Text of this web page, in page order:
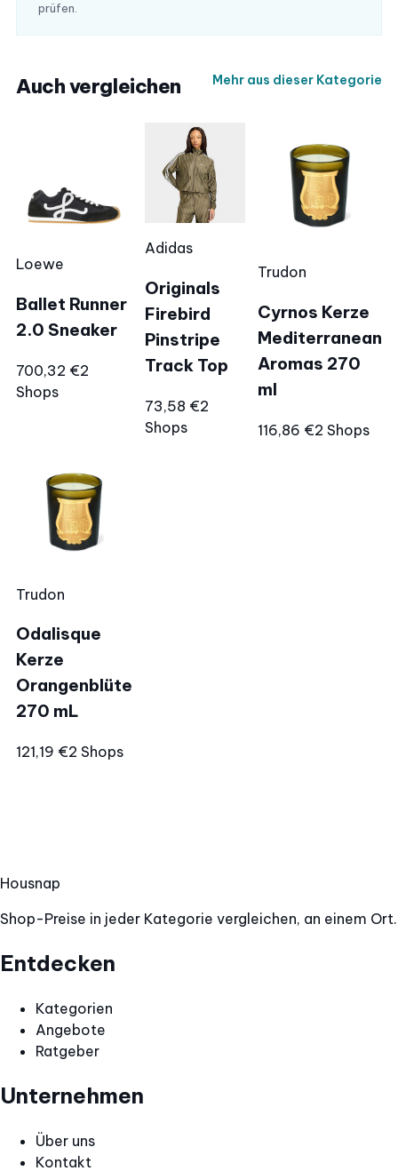
prüfen.
Auch vergleichen Mehr aus dieser Kategorie
Loewe
Ballet Runner
2.0 Sneaker
700,32 €2
Shops
Adidas
Originals
Firebird
Pinstripe
Track Top
73,58 €2
Shops
Trudon
Cyrnos Kerze
Mediterranean
Aromas 270
ml
116,86 €2 Shops
Trudon
Odalisque
Kerze
Orangenblüte
270 mL
121,19 €2 Shops
Housnap
Shop-Preise in jeder Kategorie vergleichen, an einem Ort.
Entdecken
Kategorien
Angebote
Ratgeber
Unternehmen
Über uns
Kontakt